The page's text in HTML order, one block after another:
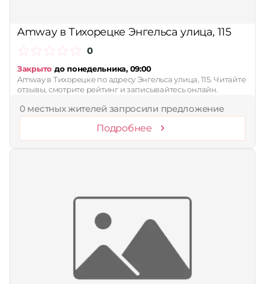
Amway в Тихорецке Энгельса улица, 115
0
Закрыто до понедельника, 09:00
Amway в Тихорецке по адресу Энгельса улица, 115. Читайте
отзывы, смотрите рейтинг и записывайтесь онлайн.
0 местных жителей запросили предложение
Подробнее